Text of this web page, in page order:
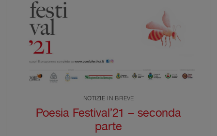
NOTIZIE IN BREVE
Poesia Festival’21 – seconda
parte